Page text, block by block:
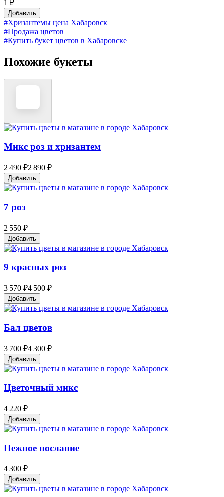
1 ₽
Добавить
#Хризантемы цена Хабаровск
#Продажа цветов
#Купить букет цветов в Хабаровске
Похожие букеты
Микс роз и хризантем
2 490 ₽2 890 ₽
Добавить
7 роз
2 550 ₽
Добавить
9 красных роз
3 570 ₽4 500 ₽
Добавить
Бал цветов
3 700 ₽4 300 ₽
Добавить
Цветочный микс
4 220 ₽
Добавить
Нежное послание
4 300 ₽
Добавить